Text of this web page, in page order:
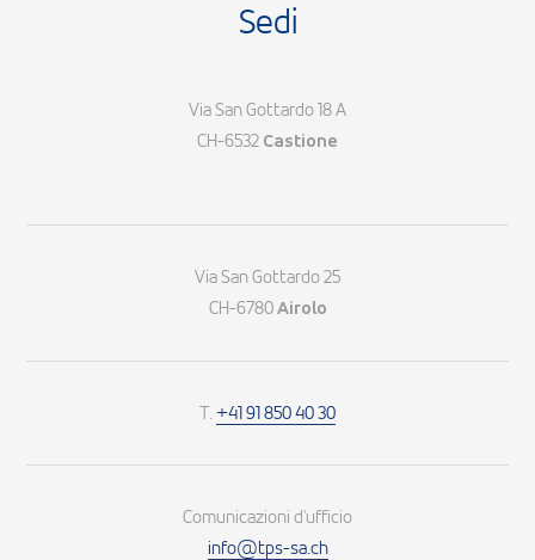
Sedi
Via San Gottardo 18 A
CH-6532 Castione
Via San Gottardo 25
CH-6780Airolo
T.+41 91 850 40 30
Comunicazioni d'ufficio
info@tps-sa.ch